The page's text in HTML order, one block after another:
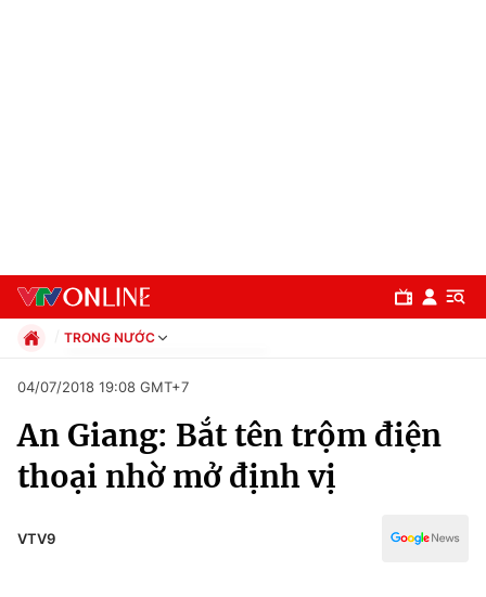
Chuyên mục
Chính trị
TRONG NƯỚC
Xã hội
Pháp luật
Thể thao
04/07/2018 19:08 GMT+7
An Giang: Bắt tên trộm điện
thoại nhờ mở định vị
VTV9